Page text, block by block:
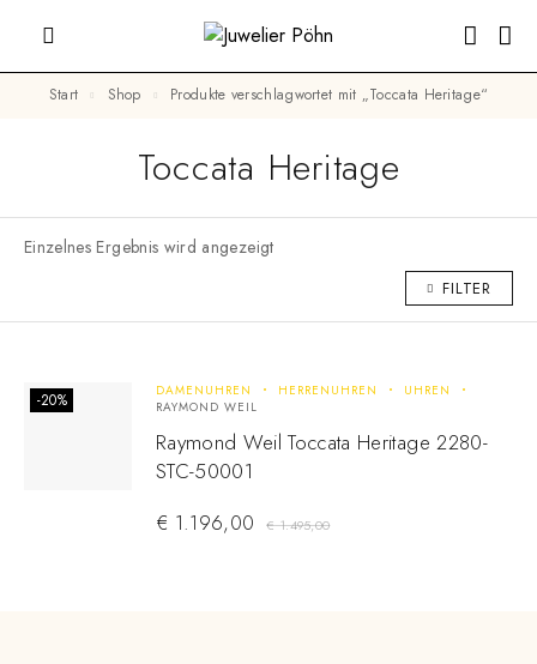
Start Shop Produkte verschlagwortet mit „Toccata Heritage“
Toccata Heritage
Einzelnes Ergebnis wird angezeigt
FILTER
-20% DAMENUHREN HERRENUHREN
UHREN
RAYMOND WEIL
Raymond Weil Toccata Heritage 2280-
STC-50001
€1.495,00
€ 1.196,00